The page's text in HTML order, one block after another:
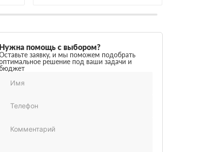
Нужна помощь с выбором?
заявку, и мы поможем подобрать
решение под ваши задачи и